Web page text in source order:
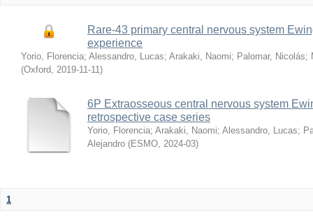
Rare-43 primary central nervous system
experience
Yorio, Florencia; Alessandro, Lucas; Arakaki, Naomi; Palomar, Nicolás;
(Oxford, 2019-11-11)
6P Extraosseous central nervous system
retrospective case series
Yorio, Florencia; Arakaki, Naomi; Alessandro, Lucas;
Alejandro (ESMO, 2024-03)
1